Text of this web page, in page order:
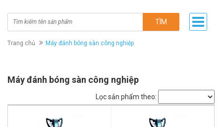
TÌM
Trang chủ Máy đánh bóng sàn công nghiệp
Máy đánh bóng sàn công nghiệp
Lọc sản phẩm theo: